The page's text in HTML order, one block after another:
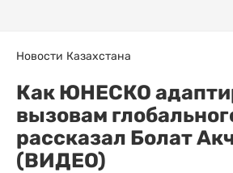
Новости Казахстана
Как ЮНЕСКО
вызовам
рассказал Болат
(ВИДЕО)